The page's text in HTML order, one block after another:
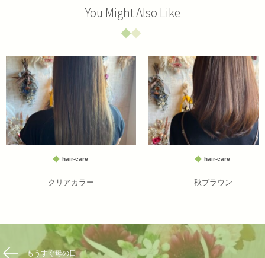
You Might Also Like
hair-care
クリアカラー
hair-care
秋ブラウン
もうすぐ母の日